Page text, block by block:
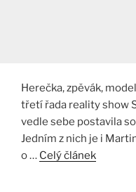
Herečka, zpěvák,
třetí řada reality show
vedle sebe postavila
Jedním z nich je i
o … Celý článek